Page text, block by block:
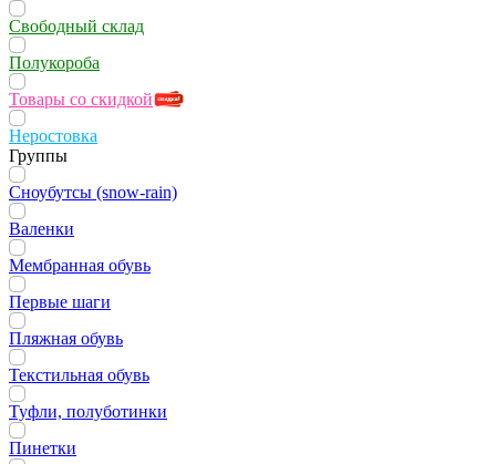
Свободный склад
Полукороба
Товары со скидкой
Неростовка
Группы
Сноубутсы (snow-rain)
Валенки
Мембранная обувь
Первые шаги
Пляжная обувь
Текстильная обувь
Туфли, полуботинки
Пинетки